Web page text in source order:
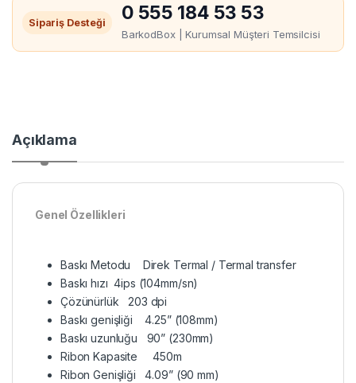
Sipariş Desteği 0 555 184 53 53
BarkodBox | Kurumsal Müşteri Temsilcisi
Açıklama
Genel Özellikleri
Baskı Metodu Direk Termal / Termal transfer
Baskı hızı 4ips (104mm/sn)
Çözünürlük 203 dpi
Baskı genişliği 4.25” (108mm)
Baskı uzunluğu 90” (230mm)
Ribon Kapasite 450m
Ribon Genişliği 4.09” (90 mm)